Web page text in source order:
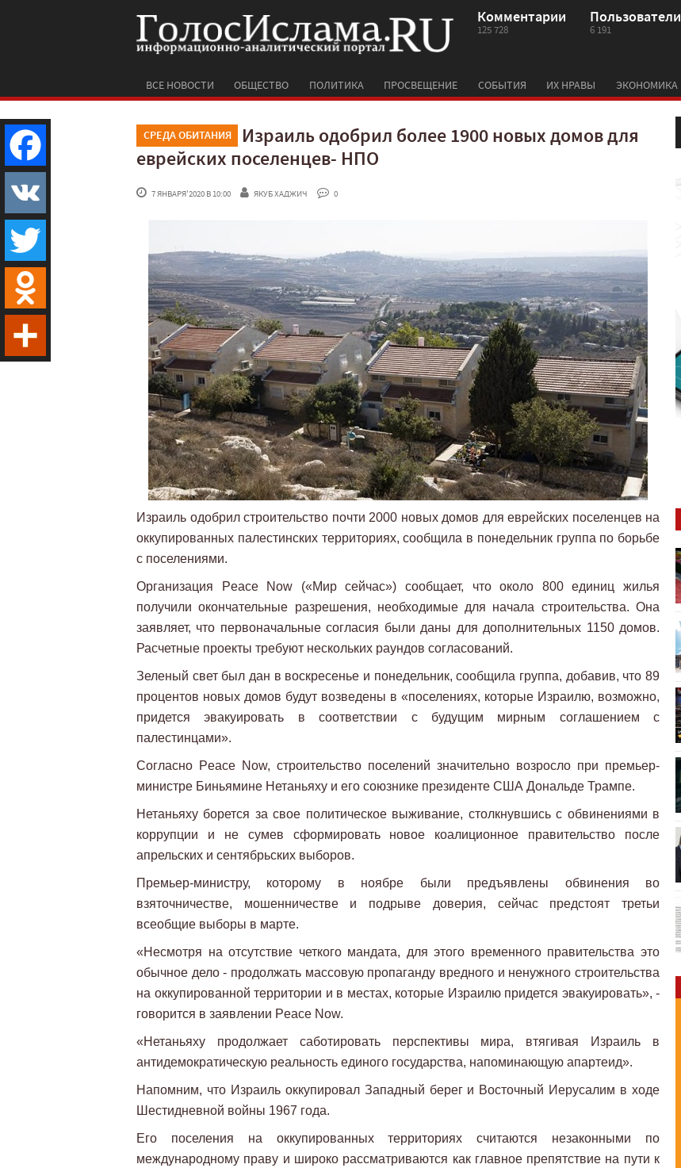
Комментарии
125 728
Пользователи
6 191
ВСЕ НОВОСТИ ОБЩЕСТВО ПОЛИТИКА ПРОСВЕЩЕНИЕ СОБЫТИЯ ИХ НРАВЫ ЭКОНОМИКА
СРЕДА ОБИТАНИЯ
Израиль одобрил более 1900 новых домов для
еврейских поселенцев- НПО
7 ЯНВАРЯ'2020 В 10:00 ЯКУБ ХАДЖИЧ 0
Израиль одобрил строительство почти 2000 новых домов для еврейских поселенцев на
оккупированных палестинских территориях, сообщила в понедельник группа по борьбе
с поселениями.
Организация Peace Now («Мир сейчас») сообщает, что около 800 единиц жилья
получили окончательные разрешения, необходимые для начала строительства. Она
заявляет, что первоначальные согласия были даны для дополнительных 1150 домов.
Расчетные проекты требуют нескольких раундов согласований.
Зеленый свет был дан в воскресенье и понедельник, сообщила группа, добавив, что 89
процентов новых домов будут возведены в «поселениях, которые Израилю, возможно,
придется эвакуировать в соответствии с будущим мирным соглашением с
палестинцами».
Согласно Peace Now, строительство поселений значительно возросло при премьер-
министре Биньямине Нетаньяху и его союзнике президенте США Дональде Трампе.
Нетаньяху борется за свое политическое выживание, столкнувшись с обвинениями в
коррупции и не сумев сформировать новое коалиционное правительство после
апрельских и сентябрьских выборов.
Премьер-министру, которому в ноябре были предъявлены обвинения во
взяточничестве, мошенничестве и подрыве доверия, сейчас предстоят третьи
всеобщие выборы в марте.
«Несмотря на отсутствие четкого мандата, для этого временного правительства это
обычное дело - продолжать массовую пропаганду вредного и ненужного строительства
на оккупированной территории и в местах, которые Израилю придется эвакуировать», -
говорится в заявлении Peace Now.
«Нетаньяху продолжает саботировать перспективы мира, втягивая Израиль в
антидемократическую реальность единого государства, напоминающую апартеид».
Напомним, что Израиль оккупировал Западный берег и Восточный Иерусалим в ходе
Шестидневной войны 1967 года.
Его поселения на оккупированных территориях считаются незаконными по
международному праву и широко рассматриваются как главное препятствие на пути к
Facebook
VK
Twitter
Odnoklassniki